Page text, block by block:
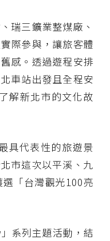
瑞三鑛業整煤廠、
際參與，讓旅客體
感。透過遊程安排
車站出發且全程安
解新北市的文化故
具代表性的旅遊景
市這次以平溪、九
「台灣觀光100亮
系列主題活動，結